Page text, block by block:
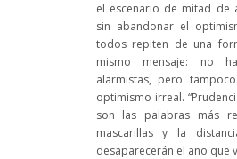
el escenario de mitad de
sin abandonar el
todos repiten de una
mismo mensaje: no
alarmistas, pero
optimismo irreal.
son las palabras más
mascarillas y la
desaparecerán el año que